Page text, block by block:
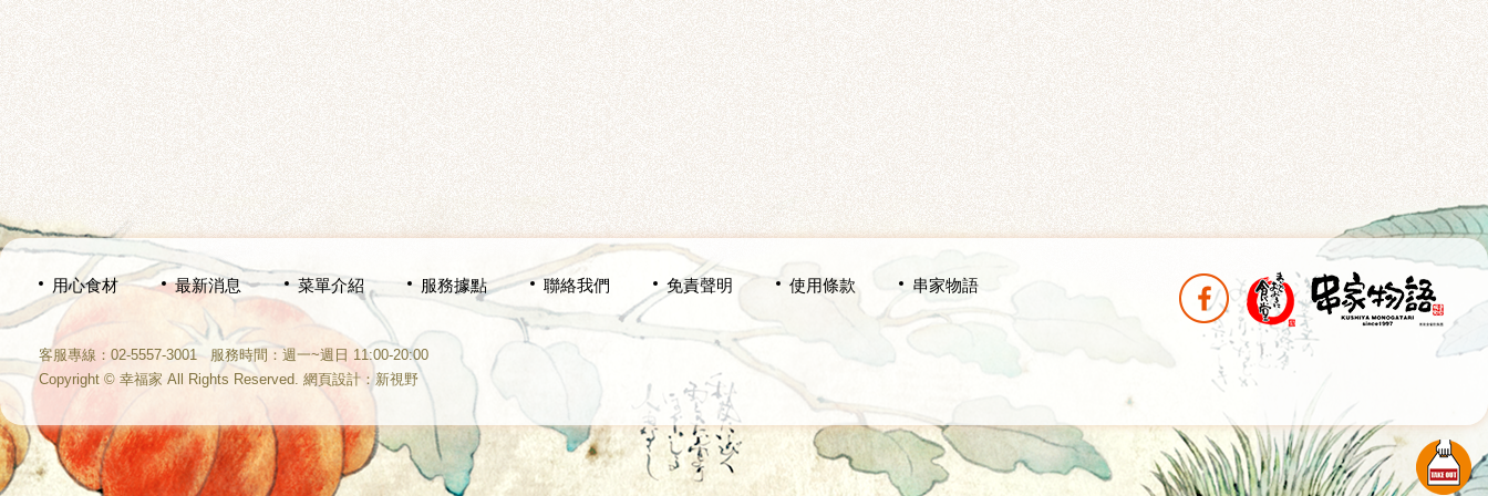
用心食材 最新消息 菜單介紹 服務據點 聯絡我們 免責聲明 使用條款 串家物語
分享至Facebook
客服專線：02-5557-3001 服務時間：週一~週日 11:00-20:00
Copyright © 幸福家 All Rights Reserved. 網頁設計 ：新視野